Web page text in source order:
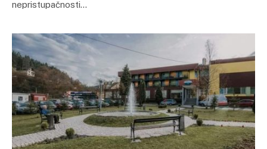
nepristupačnosti…